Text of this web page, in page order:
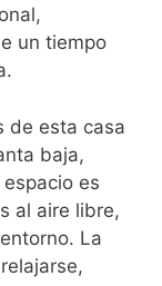
un tiempo
de esta casa
baja,
es
al aire libre,
La